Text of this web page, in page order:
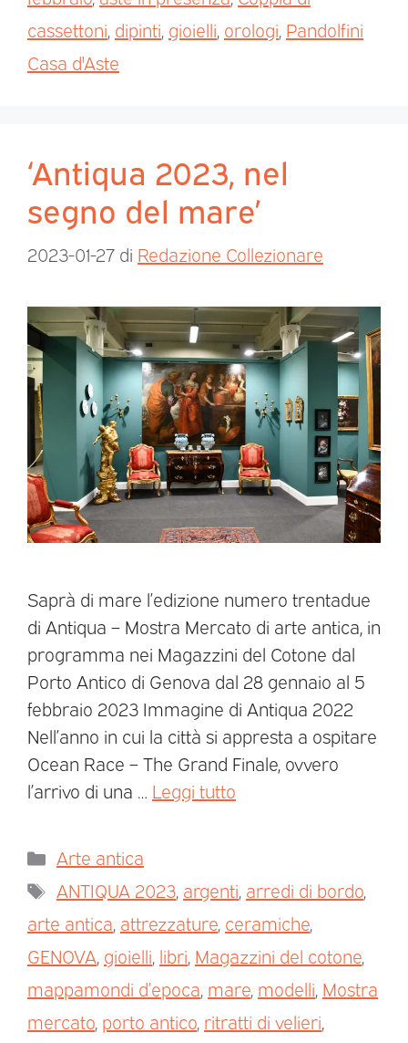
cassettoni, dipinti, gioielli, orologi, Pandolfini
Casa d'Aste
‘Antiqua 2023, nel
segno del mare’
2023-01-27 di Redazione Collezionare
Saprà di mare l’edizione numero trentadue
di Antiqua – Mostra Mercato di arte antica, in
programma nei Magazzini del Cotone dal
Porto Antico di Genova dal 28 gennaio al 5
febbraio 2023 Immagine di Antiqua 2022
Nell’anno in cui la città si appresta a ospitare
Ocean Race – The Grand Finale, ovvero
l’arrivo di una … Leggi tutto
Arte antica
ANTIQUA 2023 argenti arredi di bordo
arte antica attrezzature ceramiche
GENOVA gioielli libri Magazzini del cotone
mappamondi d’epoca mare modelli Mostra
mercato porto antico ritratti di velieri